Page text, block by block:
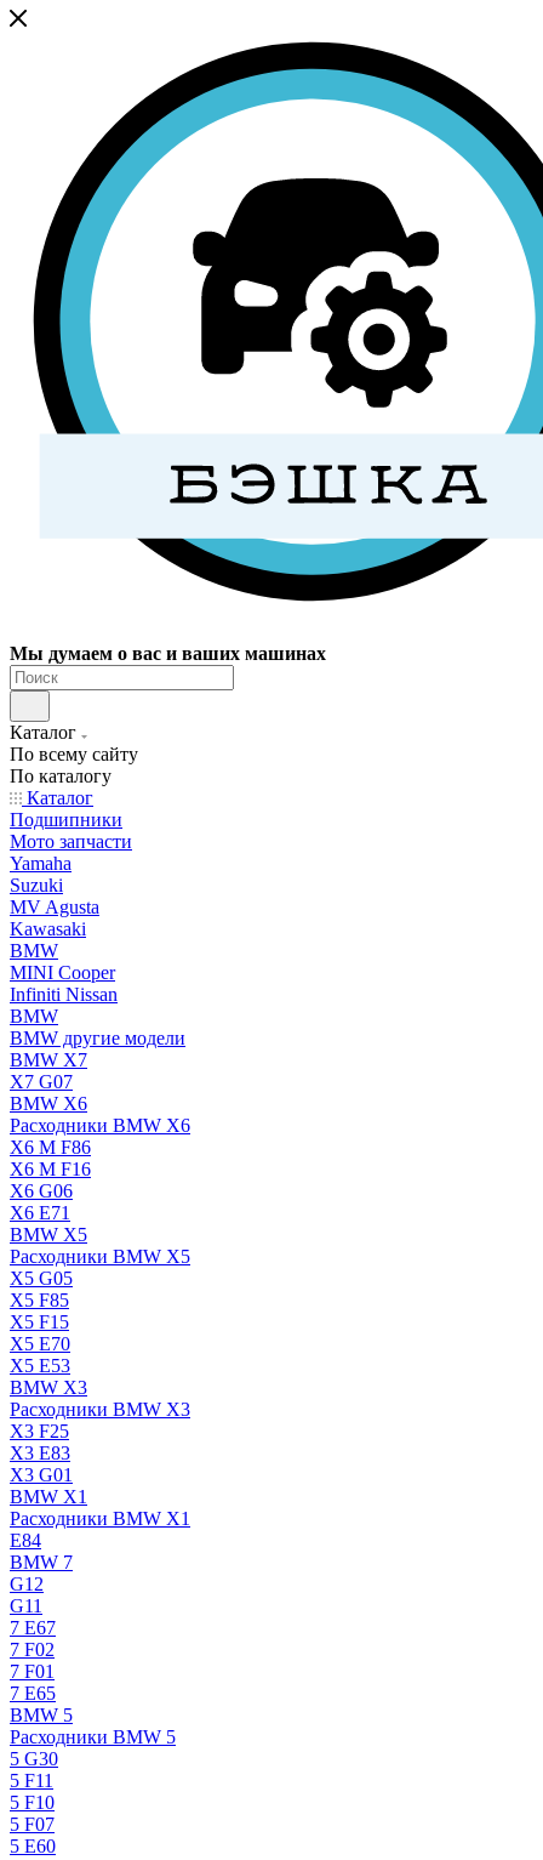
Мы думаем о вас и ваших машинах
Каталог
По всему сайту
По каталогу
Каталог
Подшипники
Мото запчасти
Yamaha
Suzuki
MV Agusta
Kawasaki
BMW
MINI Cooper
Infiniti Nissan
BMW
BMW другие модели
BMW X7
X7 G07
BMW X6
Расходники BMW X6
X6 M F86
X6 M F16
X6 G06
X6 E71
BMW X5
Расходники BMW X5
X5 G05
X5 F85
X5 F15
X5 E70
X5 E53
BMW X3
Расходники BMW X3
X3 F25
X3 E83
X3 G01
BMW X1
Расходники BMW X1
E84
BMW 7
G12
G11
7 Е67
7 F02
7 F01
7 E65
BMW 5
Расходники BMW 5
5 G30
5 F11
5 F10
5 F07
5 E60